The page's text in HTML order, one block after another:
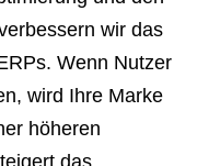
wir das
Wenn Nutzer
wird Ihre Marke
höheren
das